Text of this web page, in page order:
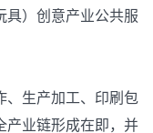
具）创意产业公共服
生产加工、印刷包
产业链形成在即，并